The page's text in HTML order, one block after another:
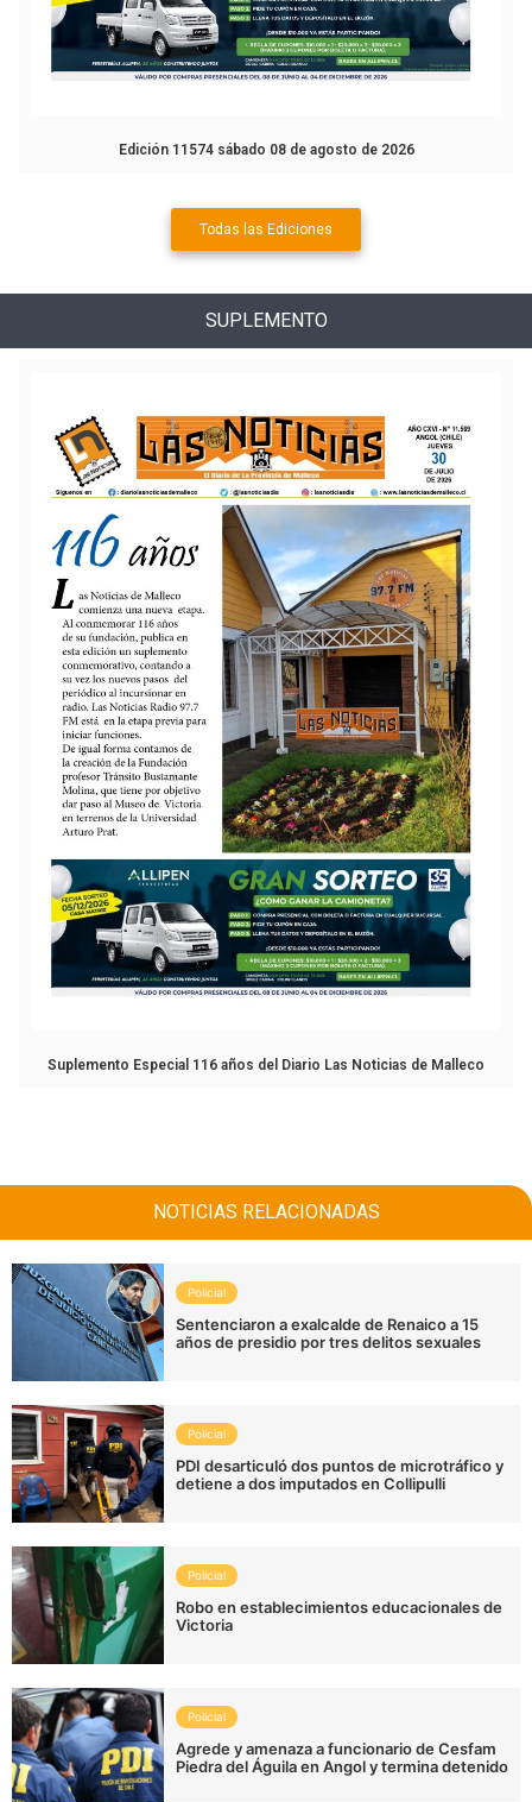
Edición 11574 sábado 08 de agosto de 2026
Todas las Ediciones
SUPLEMENTO
Suplemento Especial 116 años del Diario Las Noticias de Malleco
NOTICIAS RELACIONADAS
Policial
Sentenciaron a exalcalde de Renaico a 15
años de presidio por tres delitos sexuales
Policial
PDI desarticuló dos puntos de microtráfico y
detiene a dos imputados en Collipulli
Policial
Robo en establecimientos educacionales de
Victoria
Policial
Agrede y amenaza a funcionario de Cesfam
Piedra del Águila en Angol y termina detenido